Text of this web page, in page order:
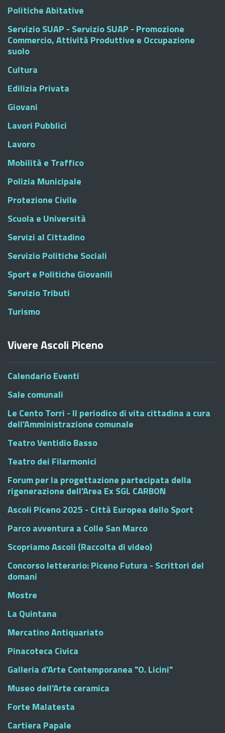
Politiche Abitative
Servizio SUAP - Servizio SUAP - Promozione
Commercio, Attività Produttive e Occupazione
suolo
Cultura
Edilizia Privata
Giovani
Lavori Pubblici
Lavoro
Mobilità e Traffico
Polizia Municipale
Protezione Civile
Scuola e Università
Servizi al Cittadino
Servizio Politiche Sociali
Sport e Politiche Giovanili
Servizio Tributi
Turismo
Vivere Ascoli Piceno
Calendario Eventi
Sale comunali
Le Cento Torri - Il periodico di vita cittadina a cura
dell'Amministrazione comunale
Teatro Ventidio Basso
Teatro dei Filarmonici
Forum per la progettazione partecipata della
rigenerazione dell'Area Ex SGL CARBON
Ascoli Piceno 2025 - Città Europea dello Sport
Parco avventura a Colle San Marco
Scopriamo Ascoli (Raccolta di video)
Concorso letterario: Piceno Futura - Scrittori del
domani
Mostre
La Quintana
Mercatino Antiquariato
Pinacoteca Civica
Galleria d'Arte Contemporanea "O. Licini"
Museo dell'Arte ceramica
Forte Malatesta
Cartiera Papale